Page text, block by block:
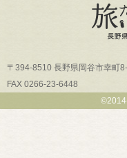
〒394-8510 長野県岡谷市幸
FAX 0266-23-6448